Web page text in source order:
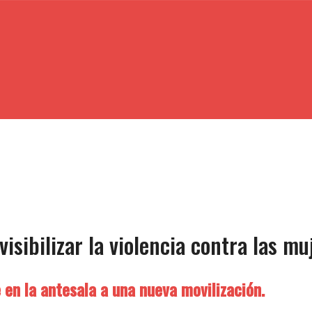
la violencia contra las
la antesala a una nueva movilización.